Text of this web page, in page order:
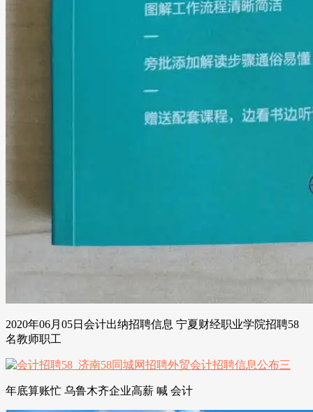
2020年06月05日会计出纳招聘信息 宁夏财经职业学院招聘58
名教师职工
年底算账忙 乌鲁木齐企业高薪 喊 会计